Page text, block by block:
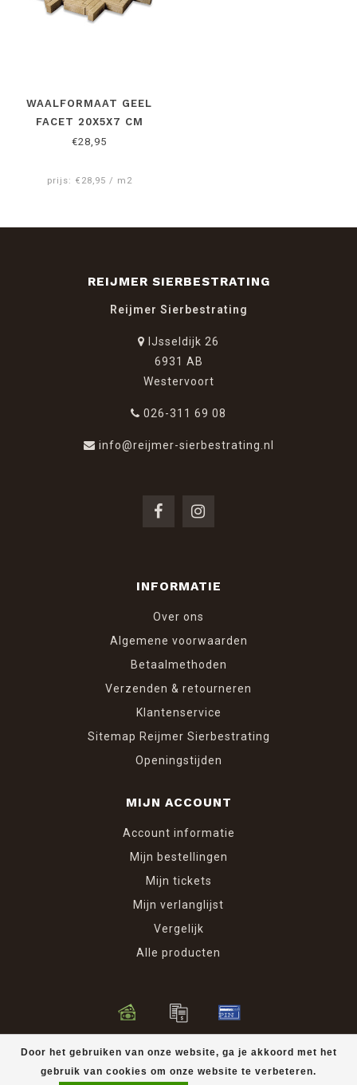
WAALFORMAAT GEEL
FACET 20X5X7 CM
€28,95
prijs: €28,95 / m2
Door het gebruiken van onze website, ga je akkoord met het
gebruik van cookies om onze website te verbeteren.
REIJMER SIERBESTRATING
Reijmer Sierbestrating
IJsseldijk 26
6931 AB
Westervoort
026-311 69 08
info@reijmer-sierbestrating.nl
INFORMATIE
Over ons
Algemene voorwaarden
Betaalmethoden
Verzenden & retourneren
Klantenservice
Sitemap Reijmer Sierbestrating
Openingstijden
MIJN ACCOUNT
Account informatie
Mijn bestellingen
Mijn tickets
Mijn verlanglijst
Vergelijk
Alle producten
© Copyright 2026 Reijmer Sierbestrating